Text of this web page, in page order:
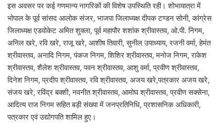
इस अवसर पर कई गणमान्य नागरिकों की विशेष उपस्थिति रही। शोभायात्रा में
भोपाल के पूर्व सांसद आलोक संजर, भाजपा जिलाध्यक्ष दीपक टण्डन सोनी, कांग्रेस
जिलाध्यक्ष एडवोकेट अमित शुक्ला, पूर्व महापौर शशांक श्रीवास्तव, ओ.पी. निगम,
अनिल खरे, रवि खरे, राजू खरे, आशीष तिवारी, सुनील उपाध्याय, रजनी वर्मा, हेमंत
श्रीवास्तव, अनादि निगम, पंकज निगम, शिशिर श्रीवास्तव, मनोज निगम, राकेश
श्रीवास्तव, शैलेश श्रीवास्तव, पवन श्रीवास्तव, आशु वर्मा, प्रवीण श्रीवास्तव,
दिनेश निगम, प्रदीप श्रीवास्तव, रवि श्रीवास्तव, अजय खरे,पत्रकार अजय खरे,
संजय खरे, रविंद्र बक्शी, नवनीत श्रीवास्तव, आमोघ श्रीवास्तव, प्रवीण सक्सेना,
आदित्य राज निगम सहित बड़ी संख्या में जनप्रतिनिधि, प्रशासनिक अधिकारी,
पत्रकार एवं उद्योगपति शामिल हुए।